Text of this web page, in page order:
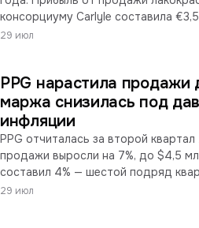
консорциуму Carlyle составила
налогообложения, чистый
Одновременно концерн раскрыл
января 2024 года персонал
человек, а в Людвигсхафене
000 сотрудников.
29 июл
PPG нарастила продажи
маржа снизилась под
инфляции
PPG отчиталась за второй
продажи выросли на 7%, до $4,5
составил 4% — шестой подряд
чистая прибыль снизилась на 2%,
29 июл